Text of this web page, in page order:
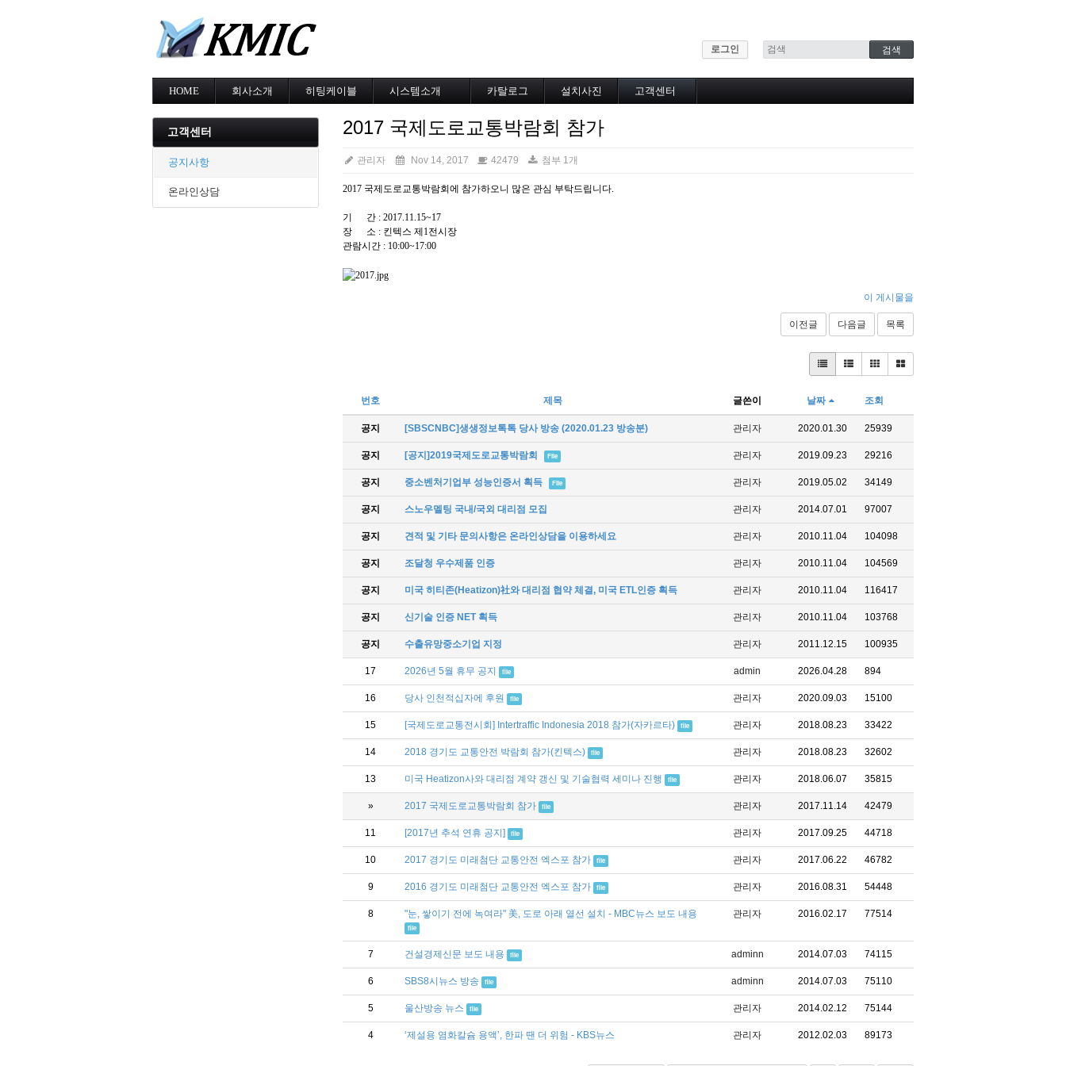
로그인
HOME 회사소개 히팅케이블
스노우멜팅
지붕융설
시스템소개
지붕융설시스템
동파방지
산업용히터
카탈로그 설치사진 고객센터
고객센터
공지사항
온라인상담
2017 국제도로교통박람회 참가
관리자 Nov 14, 2017 42479 첨부 1개
2017 국제도로교통박람회에 참가하오니 많은 관심 부탁드립니다.
기 간 : 2017.11.15~17
장 소 : 킨텍스 제1전시장
관람시간 : 10:00~17:00
이 게시물을
이전글 다음글 목록
번호 제목 글쓴이 날짜 조회
공지 [SBSCNBC]생생정보톡톡 당사 방송 (2020.01.23 방송분) 관리자 2020.01.30 25939
공지 [공지]2019국제도로교통박람회 File 관리자 2019.09.23 29216
공지 중소벤처기업부 성능인증서 획득 File 관리자 2019.05.02 34149
공지 스노우멜팅 국내/국외 대리점 모집 관리자 2014.07.01 97007
공지 견적 및 기타 문의사항은 온라인상담을 이용하세요 관리자 2010.11.04 104098
공지 조달청 우수제품 인증 관리자 2010.11.04 104569
공지 미국 히티존(Heatizon)社와 대리점 협약 체결, 미국 ETL인증 획득 관리자 2010.11.04 116417
공지 신기술 인증 NET 획득 관리자 2010.11.04 103768
공지 수출유망중소기업 지정 관리자 2011.12.15 100935
17 2026년 5월 휴무 공지 file admin 2026.04.28 894
16 당사 인천적십자에 후원 file 관리자 2020.09.03 15100
15 [국제도로교통전시회] Intertraffic Indonesia 2018 참가(자카르타) file 관리자 2018.08.23 33422
14 2018 경기도 교통안전 박람회 참가(킨텍스) file 관리자 2018.08.23 32602
13 미국 Heatizon사와 대리점 계약 갱신 및 기술협력 세미나 진행 file 관리자 2018.06.07 35815
» 2017 국제도로교통박람회 참가 file 관리자 2017.11.14 42479
11 [2017년 추석 연휴 공지] file 관리자 2017.09.25 44718
10 2017 경기도 미래첨단 교통안전 엑스포 참가 file 관리자 2017.06.22 46782
9 2016 경기도 미래첨단 교통안전 엑스포 참가 file 관리자 2016.08.31 54448
8 "눈, 쌓이기 전에 녹여라" 美, 도로 아래 열선 설치 - MBC뉴스 보도 내용
file
관리자 2016.02.17 77514
7 건설경제신문 보도 내용 file adminn 2014.07.03 74115
6 SBS8시뉴스 방송 file adminn 2014.07.03 75110
5 울산방송 뉴스 file 관리자 2014.02.12 75144
4 ‘제설용 염화칼슘 용액’, 한파 땐 더 위험 - KBS뉴스 관리자 2012.02.03 89173